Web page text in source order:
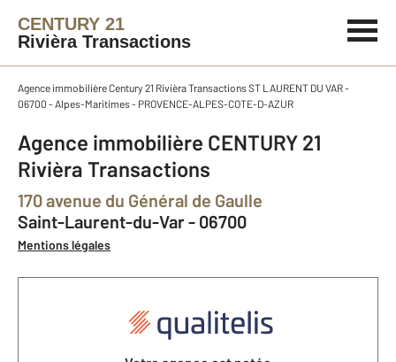
CENTURY 21
Rivièra Transactions
Agence immobilière Century 21 Rivièra Transactions ST LAURENT DU VAR -
06700 - Alpes-Maritimes - PROVENCE-ALPES-COTE-D-AZUR
Agence immobilière CENTURY 21
Rivièra Transactions
170 avenue du Général de Gaulle
Saint-Laurent-du-Var - 06700
Mentions légales